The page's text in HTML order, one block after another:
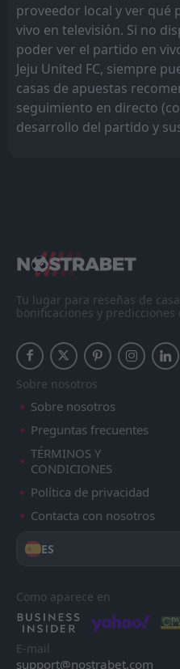
proveedor local y ver qué
vivo en televisión. Si no
poder ver el partido en
Jeju United FC, siempre
casas de apuestas
seguimiento en directo
desarrollo del partido y
Tu lugar para reseñas de
bonificaciones y predicciones
Sobre nosotros
Sobre nosotros
Preguntas frecuentes
TÉRMINOS Y
CONDICIONES
Política de privacidad
Contacta con nosotros
ES
Como aparece en
E-mail
support@nostrabet.com